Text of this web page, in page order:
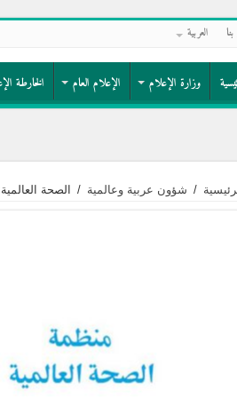
العربية
وزارة الإعلام الإعلام العام الخارطة
/ شؤون عربية وعالمية / الصحة